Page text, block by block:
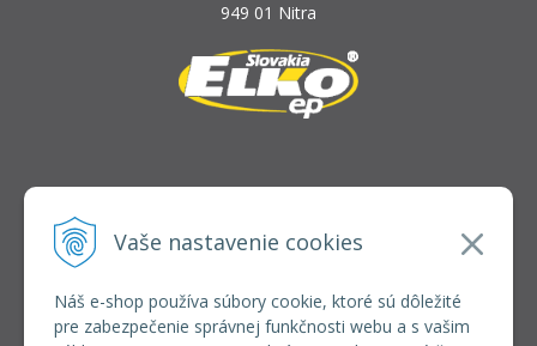
Vaše nastavenie cookies
Náš e-shop používa súbory cookie, ktoré sú dôležité
pre zabezpečenie správnej funkčnosti webu a s vašim
949 01 Nitra
INFOLINKA
+421 37 6586 731
VŠETKO O NÁKUPE